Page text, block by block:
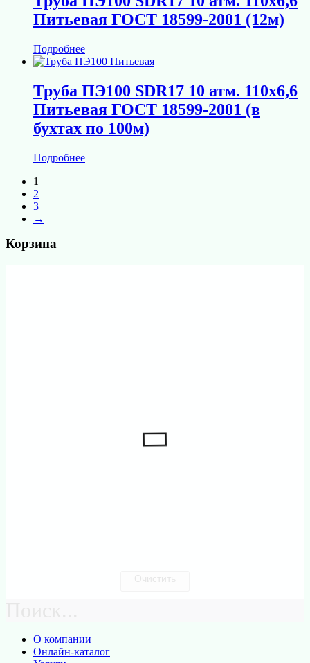
Питьевая ГОСТ 18599-2001 (12м)
Подробнее
Труба ПЭ100 SDR17 10 атм. 110х6,6
Питьевая ГОСТ 18599-2001 (в
бухтах по 100м)
Подробнее
1
2
3
→
Корзина
О компании
Онлайн-каталог